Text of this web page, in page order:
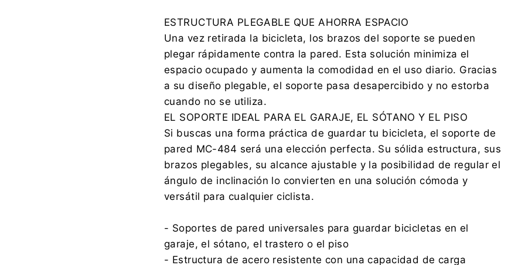
ESTRUCTURA PLEGABLE QUE AHORRA ESPACIO
Una vez retirada la bicicleta, los brazos del soporte se pueden
plegar rápidamente contra la pared. Esta solución minimiza el
espacio ocupado y aumenta la comodidad en el uso diario. Gracias
a su diseño plegable, el soporte pasa desapercibido y no estorba
cuando no se utiliza.
EL SOPORTE IDEAL PARA EL GARAJE, EL SÓTANO Y EL PISO
Si buscas una forma práctica de guardar tu bicicleta, el soporte de
pared MC-484 será una elección perfecta. Su sólida estructura, sus
brazos plegables, su alcance ajustable y la posibilidad de regular el
ángulo de inclinación lo convierten en una solución cómoda y
versátil para cualquier ciclista.
- Soportes de pared universales para guardar bicicletas en el
garaje, el sótano, el trastero o el piso
- Estructura de acero resistente con una capacidad de carga